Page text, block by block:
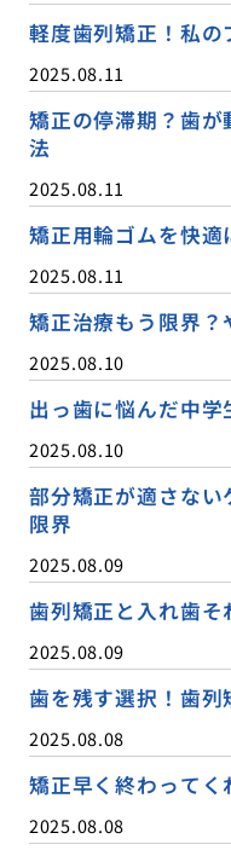
軽度歯列矯正！私の
2025.08.11
矯正の停滞期？歯
法
2025.08.11
矯正用輪ゴムを快
2025.08.11
矯正治療もう限界？
2025.08.10
出っ歯に悩んだ中
2025.08.10
部分矯正が適さな
限界
2025.08.09
歯列矯正と入れ歯
2025.08.09
歯を残す選択！歯
2025.08.08
矯正早く終わって
2025.08.08